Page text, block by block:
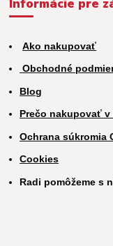
Informácie pre
Ako nakupovať
Obchodné
Blog
Prečo nakupovať
Ochrana súkromia
Cookies
Radi pomôžeme s